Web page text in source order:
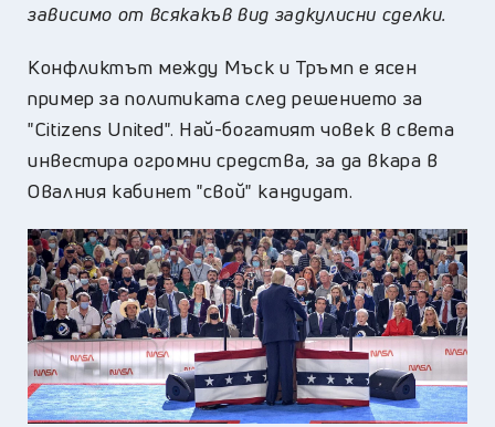
зависимо от всякакъв вид задкулисни сделки.
Конфликтът между Мъск и Тръмп е ясен
пример за политиката след решението за
"Citizens United". Най-богатият човек в света
инвестира огромни средства, за да вкара в
Овалния кабинет "свой" кандидат.